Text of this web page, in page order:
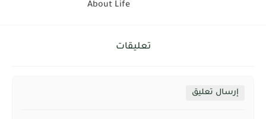
About Life
تعليقات
إرسال تعليق